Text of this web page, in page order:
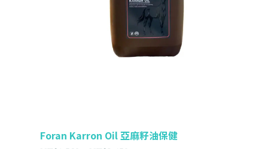
Foran Karron Oil 亞麻籽油保健